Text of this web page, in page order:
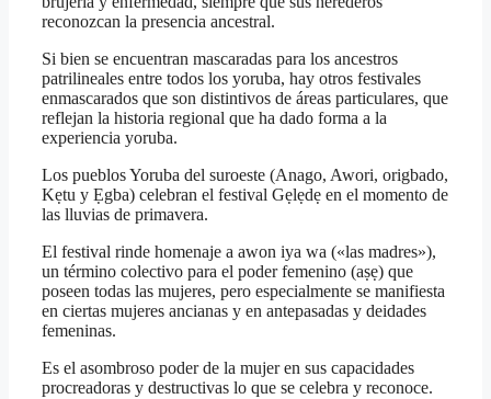
reconozcan la presencia ancestral.
Si bien se encuentran mascaradas para los ancestros
patrilineales entre todos los yoruba, hay otros festivales
enmascarados que son distintivos de áreas particulares, que
reflejan la historia regional que ha dado forma a la
experiencia yoruba.
Los pueblos Yoruba del suroeste (Anago, Awori, origbado,
Kẹtu y Ẹgba) celebran el festival Gẹlẹdẹ en el momento de
las lluvias de primavera.
El festival rinde homenaje a awon iya wa («las madres»),
un término colectivo para el poder femenino (aṣẹ) que
poseen todas las mujeres, pero especialmente se manifiesta
en ciertas mujeres ancianas y en antepasadas y deidades
femeninas.
Es el asombroso poder de la mujer en sus capacidades
procreadoras y destructivas lo que se celebra y reconoce.